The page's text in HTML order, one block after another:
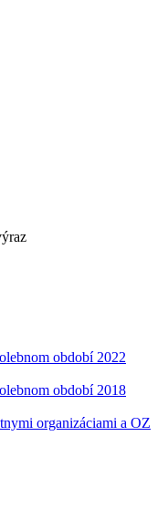
období 2022
období 2018
organizáciami a OZ